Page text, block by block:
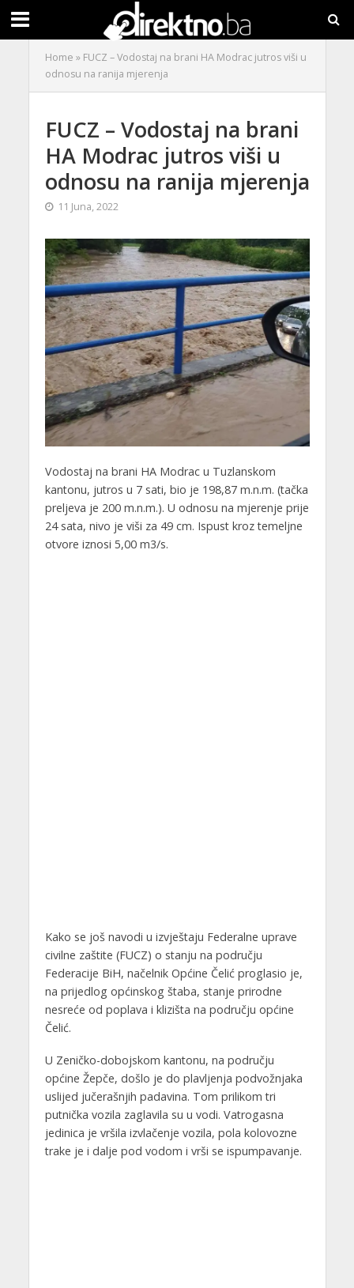
Home » FUCZ – Vodostaj na brani HA Modrac jutros viši u
odnosu na ranija mjerenja
FUCZ – Vodostaj na brani
HA Modrac jutros viši u
odnosu na ranija mjerenja
11 Juna, 2022
Vodostaj na brani HA Modrac u Tuzlanskom
kantonu, jutros u 7 sati, bio je 198,87 m.n.m. (tačka
preljeva je 200 m.n.m.). U odnosu na mjerenje prije
24 sata, nivo je viši za 49 cm. Ispust kroz temeljne
otvore iznosi 5,00 m3/s.
Kako se još navodi u izvještaju Federalne uprave
civilne zaštite (FUCZ) o stanju na području
Federacije BiH, načelnik Općine Čelić proglasio je,
na prijedlog općinskog štaba, stanje prirodne
nesreće od poplava i klizišta na području općine
Čelić.
U Zeničko-dobojskom kantonu, na području
općine Žepče, došlo je do plavljenja podvožnjaka
uslijed jučerašnjih padavina. Tom prilikom tri
putnička vozila zaglavila su u vodi. Vatrogasna
jedinica je vršila izvlačenje vozila, pola kolovozne
trake je i dalje pod vodom i vrši se ispumpavanje.